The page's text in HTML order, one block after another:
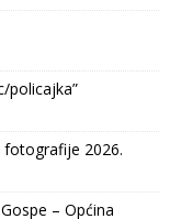
policajka”
fotografije 2026.
– Općina